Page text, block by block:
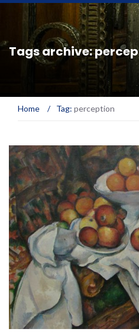
Tags archive:
Home / Tag: perception